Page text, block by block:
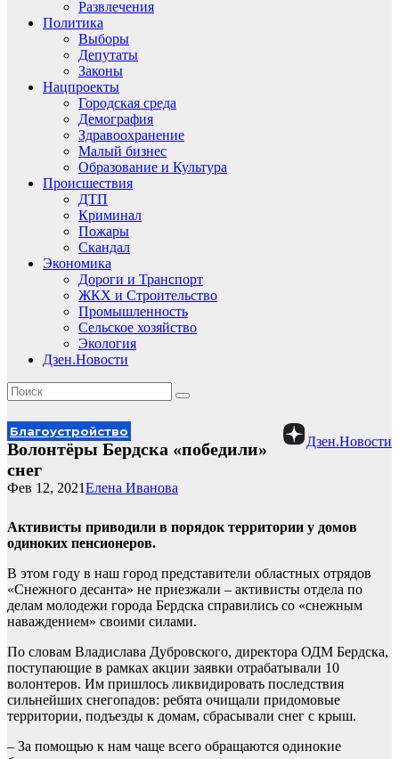
Развлечения
Политика
Выборы
Депутаты
Законы
Нацпроекты
Городская среда
Демография
Здравоохранение
Малый бизнес
Образование и Культура
Происшествия
ДТП
Криминал
Пожары
Скандал
Экономика
Дороги и Транспорт
ЖКХ и Строительство
Промышленность
Сельское хозяйство
Экология
Дзен.Новости
Дзен.Новости
Благоустройство
Волонтёры Бердска «победили»
снег
Елена Иванова
Фев 12, 2021
Активисты приводили в порядок территории у домов
одиноких пенсионеров.
В этом году в наш город представители областных отрядов
«Снежного десанта» не приезжали – активисты отдела по
делам молодежи города Бердска справились со «снежным
наваждением» своими силами.
По словам Владислава Дубровского, директора ОДМ Бердска,
поступающие в рамках акции заявки отрабатывали 10
волонтеров. Им пришлось ликвидировать последствия
сильнейших снегопадов: ребята очищали придомовые
территории, подъезды к домам, сбрасывали снег с крыш.
– За помощью к нам чаще всего обращаются одинокие